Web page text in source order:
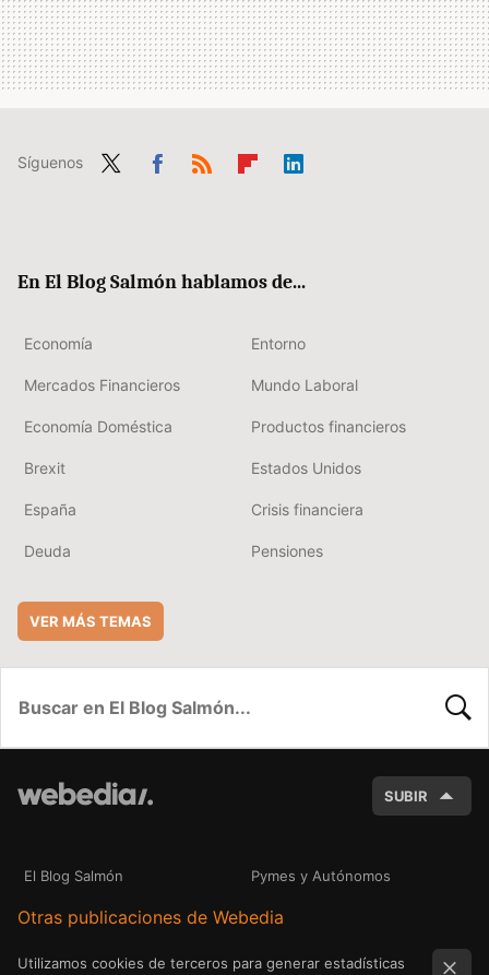
Síguenos
En El Blog Salmón hablamos de...
Economía Entorno
Mercados Financieros Mundo Laboral
Economía Doméstica Productos financieros
Brexit Estados Unidos
España Crisis financiera
Deuda Pensiones
VER MÁS TEMAS
SUBIR
El Blog Salmón Pymes y Autónomos
Otras publicaciones de Webedia
Utilizamos cookies de terceros para generar estadísticas